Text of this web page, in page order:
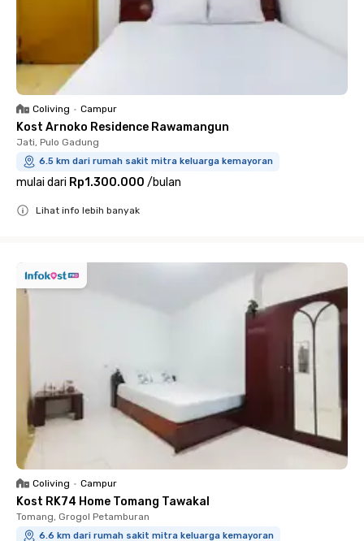
Coliving • Campur
Kost Arnoko Residence Rawamangun
Jati, Pulo Gadung
6.5 km dari rumah sakit mitra keluarga kemayoran
mulai dari Rp1.300.000 /bulan
Lihat info lebih banyak
Coliving • Campur
Kost RK74 Home Tomang Tawakal
Tomang, Grogol Petamburan
6.6 km dari rumah sakit mitra keluarga kemayoran